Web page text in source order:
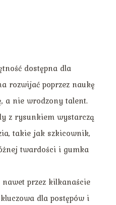
dostępna dla
rozwijać poprzez naukę
a nie wrodzony talent.
z rysunkiem wystarczą
takie jak szkicownik,
twardości i gumka
przez kilkanaście
dla postępów i